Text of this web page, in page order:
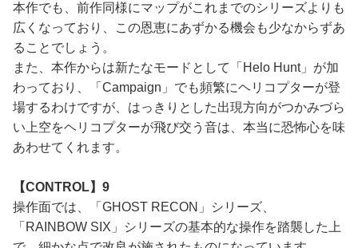
本作でも、前作同様にマップがこれまでのシリーズよりも
広くなっており、この恩恵にあずかる機会も少なからずあ
ることでしょう。
また、本作からは新たなモードとして「Helo Hunt」が加
わっており、「Campaign」でも頻繁にヘリコプターが登
場するわけですが、はっきりとした出現方向がつかみづら
い上空をヘリコプターが飛び交う音は、本当に恐怖心を味
あわせてくれます。
【CONTROL】9
操作面では、「GHOST RECON」シリーズ、
「RAINBOW SIX」シリーズの基本的な操作を踏襲した上